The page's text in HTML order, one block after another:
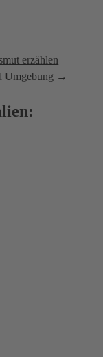
erzählen
Umgebung →